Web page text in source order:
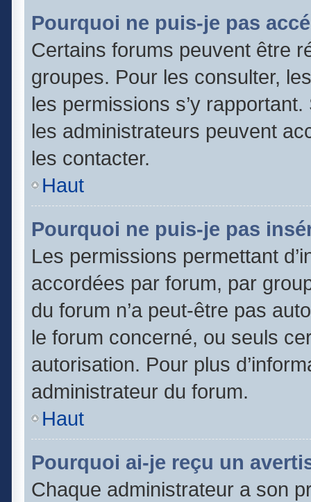
Pourquoi ne puis-je pas
Certains forums peuvent être
groupes. Pour les consulter,
les permissions s’y
les administrateurs peuvent
les contacter.
Haut
Pourquoi ne puis-je pas
Les permissions permettant
accordées par forum, par
du forum n’a peut-être pas
le forum concerné, ou seuls
autorisation. Pour plus
administrateur du forum.
Haut
Pourquoi ai-je reçu un
Chaque administrateur a son